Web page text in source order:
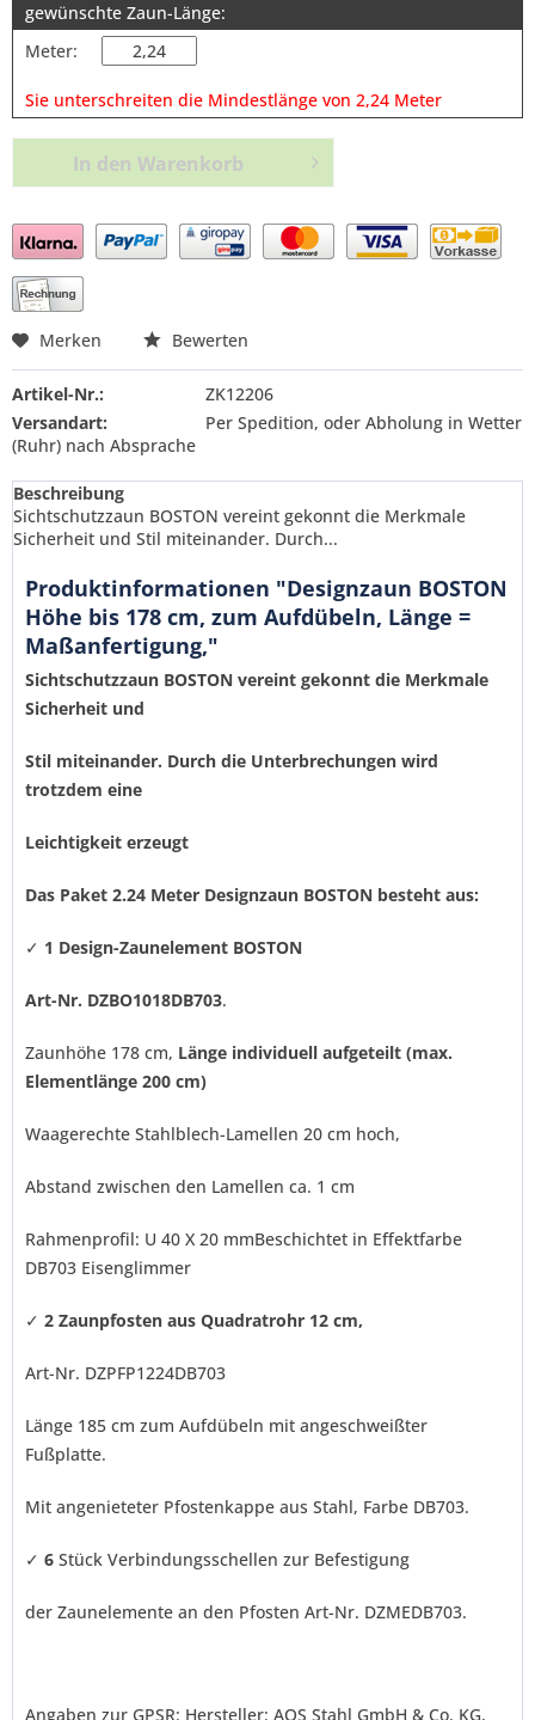
gewünschte Zaun-Länge:
Meter:
Sie unterschreiten die Mindestlänge von 2,24 Meter
In den Warenkorb
Preis anfragen
Ich habe dieDatenschutzerklärung
verstanden und stimme zu. *
Mit * gekennzeichnete Felder sind Pflichtfelder.
Senden
Merken Bewerten
Artikel-Nr.:
ZK12206
Versandart:
Per Spedition, oder Abholung in Wetter
(Ruhr) nach Absprache
Beschreibung
Sichtschutzzaun BOSTON vereint gekonnt die Merkmale
Sicherheit und Stil miteinander. Durch...
Produktinformationen "Designzaun BOSTON
Höhe bis 178 cm, zum Aufdübeln, Länge =
Maßanfertigung,"
Sichtschutzzaun BOSTON vereint gekonnt die Merkmale
Sicherheit und
Stil miteinander. Durch die Unterbrechungen wird
trotzdem eine
Leichtigkeit erzeugt
Das Paket 2.24 Meter Designzaun BOSTON besteht aus:
✓ 1 Design-Zaunelement BOSTON
Art-Nr. DZBO1018DB703.
Zaunhöhe 178 cm, Länge individuell aufgeteilt (max.
Elementlänge 200 cm)
Waagerechte Stahlblech-Lamellen 20 cm hoch,
Abstand zwischen den Lamellen ca. 1 cm
Rahmenprofil: U 40 X 20 mmBeschichtet in Effektfarbe
DB703 Eisenglimmer
✓ 2 Zaunpfosten aus Quadratrohr 12 cm,
Art-Nr. DZPFP1224DB703
Länge 185 cm zum Aufdübeln mit angeschweißter
Fußplatte.
Mit angenieteter Pfostenkappe aus Stahl, Farbe DB703.
✓ 6 Stück Verbindungsschellen zur Befestigung
der Zaunelemente an den Pfosten Art-Nr. DZMEDB703.
Angaben zur GPSR: Hersteller: AOS Stahl GmbH & Co. KG,